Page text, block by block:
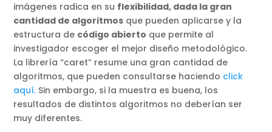
imágenes radica en su flexibilidad, dada la gran
cantidad de algoritmos que pueden aplicarse y la
estructura de código abierto que permite al
investigador escoger el mejor diseño metodológico.
La librería “caret” resume una gran cantidad de
algoritmos, que pueden consultarse haciendo click
aquí. Sin embargo, si la muestra es buena, los
resultados de distintos algoritmos no deberían ser
muy diferentes.